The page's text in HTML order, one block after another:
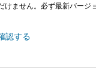
けません。必ず最新バージ
認する